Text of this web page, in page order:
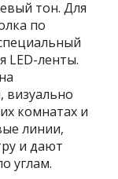
тон. Для
по
LED-ленты.
визуально
комнатах и
линии,
и дают
углам.